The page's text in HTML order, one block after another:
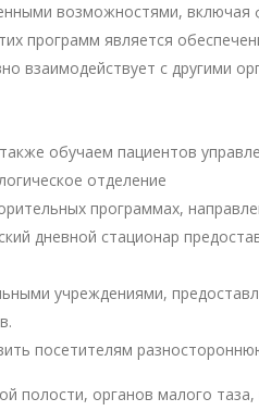
возможностями,
программ является
взаимодействует с другими
обучаем пациентов
отделение
программах,
дневной стационар
учреждениями,
посетителям
органов малого